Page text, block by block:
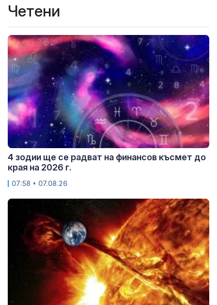
Четени
4 зодии ще се радват на финансов късмет до
края на 2026 г.
07:58 • 07.08.26